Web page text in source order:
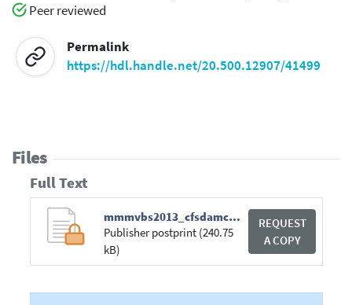
Peer reviewed
Permalink
https://hdl.handle.net/20.500.12907/41499
Files
Full Text
mmmvbs2013_cfsdamcpltrxstd_videocycle.pdf
Publisher postprint (240.75
kB)
REQUEST
A COPY